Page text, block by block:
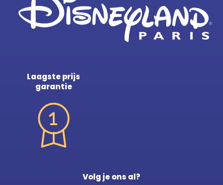
Laagste prijs
garantie
Volg je ons al?